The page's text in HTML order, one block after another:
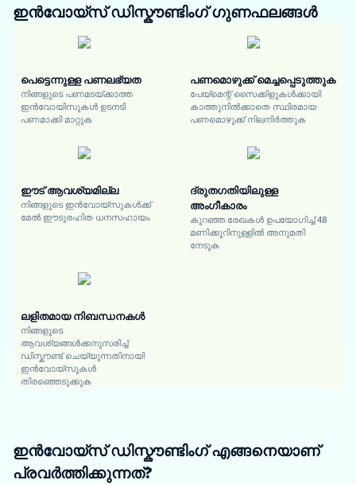
ഇൻവോയ്സ് ഡിസ്കൗണ്ടിംഗ്ഗുണഫലങ്ങൾ
പെട്ടെന്നുള്ള പണലഭ്യത
നിങ്ങളുടെ പണമടയ്ക്കാത്ത
ഇൻവോയിസുകൾ ഉടനടി
പണമാക്കി മാറ്റുക
പണമൊഴുക്ക് മെച്ചപ്പെടുത്തുക
പേയ്‌മെന്റ് സൈക്കിളുകൾക്കായി
കാത്തുനിൽക്കാതെ സ്ഥിരമായ
പണമൊഴുക്ക് നിലനിർത്തുക
ഈട് ആവശ്യമില്ല
നിങ്ങളുടെ ഇൻവോയ്സുകൾക്ക്
മേൽ ഈടുരഹിത ധനസഹായം
ദ്രുതഗതിയിലുള്ള
അംഗീകാരം
കുറഞ്ഞ രേഖകൾ ഉപയോഗിച്ച് 48
മണിക്കൂറിനുള്ളിൽ അനുമതി
നേടുക
ലളിതമായ നിബന്ധനകൾ
നിങ്ങളുടെ
ആവശ്യങ്ങൾക്കനുസരിച്ച്
ഡിസ്കൗണ്ട് ചെയ്യുന്നതിനായി
ഇൻവോയ്സുകൾ
തിരഞ്ഞെടുക്കുക
ഇൻവോയ്‌സ് ഡിസ്കൗണ്ടിംഗ് എങ്ങനെയാണ്
പ്രവർത്തിക്കുന്നത്?